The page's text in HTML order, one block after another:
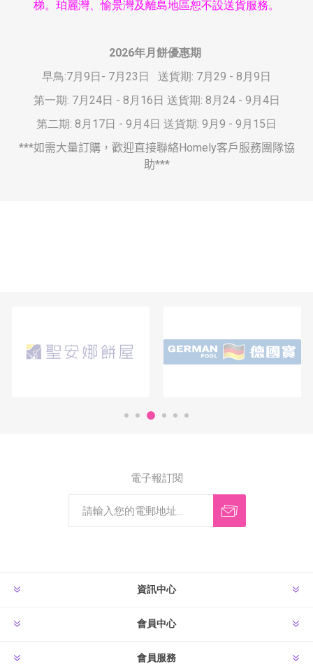
梯。珀麗灣、愉景灣及離島地區恕不設送貨服務。
2026年月餅優惠期
早鳥:7月9日- 7月23日 送貨期: 7月29 - 8月9日
第一期: 7月24日 - 8月16日 送貨期: 8月24 - 9月4日
第二期: 8月17日 - 9月4日 送貨期: 9月9 - 9月15日
***如需大量訂購，歡迎直接聯絡Homely客戶服務團隊協
助***
電子報訂閱
資訊中心
會員中心
會員服務